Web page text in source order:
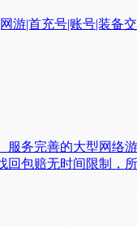
游|首充号|账号|装备
务完善的大型网络
包赔无时间限制，